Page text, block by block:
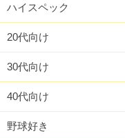
ハイスペック
20代向け
30代向け
40代向け
野球好き